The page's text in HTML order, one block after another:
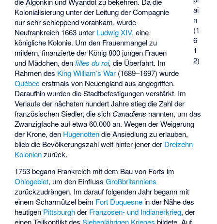
ai
n
(1
6
1
2)
Kolonialisierung unter der Leitung der Compagnie
nur sehr schleppend vorankam, wurde
Neufrankreich 1663 unter Ludwig XIV. eine
königliche Kolonie. Um den Frauenmangel zu
mildern, finanzierte der König 800 jungen Frauen
und Mädchen, denfilles du roi, die Überfahrt. Im
Rahmen des King William’s War (1689–1697) wurde
Québecerstmals von Neuengland aus angegriffen.
Daraufhin wurden die Stadtbefestigungen verstärkt. Im
Verlaufe der nächsten hundert Jahre stieg die Zahl der
französischen Siedler, die sich Canadiens nannten, um das
Zwanzigfache auf etwa 60.000 an. Wegen der Weigerung
der Krone, den Hugenottendie Ansiedlung zu erlauben,
blieb die Bevölkerungszahl weit hinter jener der Dreizehn
Kolonienzurück.
1753 begann Frankreich mit dem Bau von Forts im
Ohiogebiet, um den EinflussGroßbritanniens
zurückzudrängen. Im darauf folgenden Jahr begann mit
einem Scharmützel beim Fort Duquesne in der Nähe des
heutigen Pittsburghder Franzosen- und Indianerkrieg, der
einen Teilkonflikt desSiebenjährigen Krieges bildete. Auf